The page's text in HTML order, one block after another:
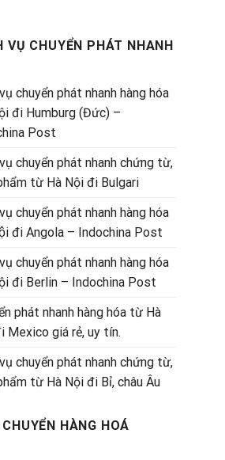
VỤ CHUYỂN PHÁT NHANH
chuyển phát nhanh hàng hóa
đi Humburg (Đức) –
Post
chuyển phát nhanh chứng từ,
từ Hà Nội đi Bulgari
chuyển phát nhanh hàng hóa
đi Angola – Indochina Post
chuyển phát nhanh hàng hóa
đi Berlin – Indochina Post
phát nhanh hàng hóa từ Hà
Mexico giá rẻ, uy tín.
chuyển phát nhanh chứng từ,
từ Hà Nội đi Bỉ, châu Âu
HÀNG HOÁ